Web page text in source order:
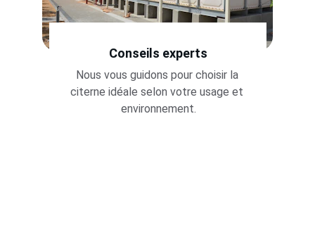
Conseils experts
Nous vous guidons pour choisir la
citerne idéale selon votre usage et
environnement.